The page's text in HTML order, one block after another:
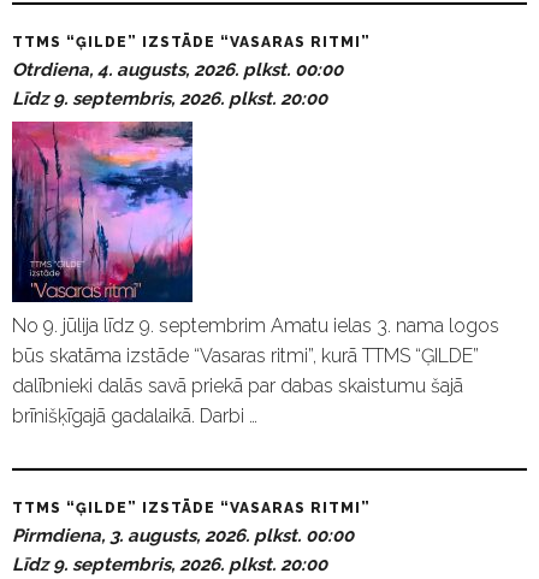
TTMS “ĢILDE” IZSTĀDE “VASARAS RITMI”
Otrdiena, 4. augusts, 2026. plkst. 00:00
Līdz 9. septembris, 2026. plkst. 20:00
No 9. jūlija līdz 9. septembrim Amatu ielas 3. nama logos
būs skatāma izstāde “Vasaras ritmi”, kurā TTMS “ĢILDE”
dalībnieki dalās savā priekā par dabas skaistumu šajā
brīnišķīgajā gadalaikā. Darbi …
TTMS “ĢILDE” IZSTĀDE “VASARAS RITMI”
Pirmdiena, 3. augusts, 2026. plkst. 00:00
Līdz 9. septembris, 2026. plkst. 20:00